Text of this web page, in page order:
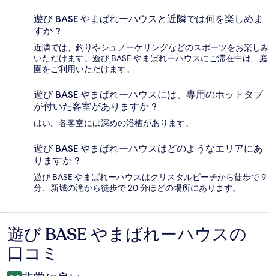
遊び BASE やまばれーハウスと近隣では何を楽しめま
すか ?
近隣では、釣りやシュノーケリングなどのスポーツをお楽しみ
いただけます。遊び BASE やまばれーハウスにご滞在中は、庭
園をご利用いただけます。
遊び BASE やまばれーハウスには、専用のホットタブ
が付いた客室がありますか ?
はい。各客室には深めの浴槽があります。
遊び BASE やまばれーハウスはどのようなエリアにあ
りますか ?
遊び BASE やまばれーハウスはクリスタルビーチから徒歩で 9
分、新城の滝から徒歩で 20 分ほどの場所にあります。
口
コ
ミ
遊び BASE やまばれーハウスの
口コミ